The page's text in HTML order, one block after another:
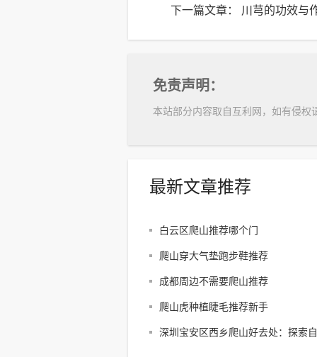
下一篇文章： 川芎的功效与
免责声明：
本站部分内容取自互利网，如有侵权
最新文章推荐
白云区爬山推荐哪个门
爬山穿大气垫跑步鞋推荐
成都周边不需要爬山推荐
爬山虎种植睫毛推荐新手
深圳宝安区西乡爬山好去处：探索